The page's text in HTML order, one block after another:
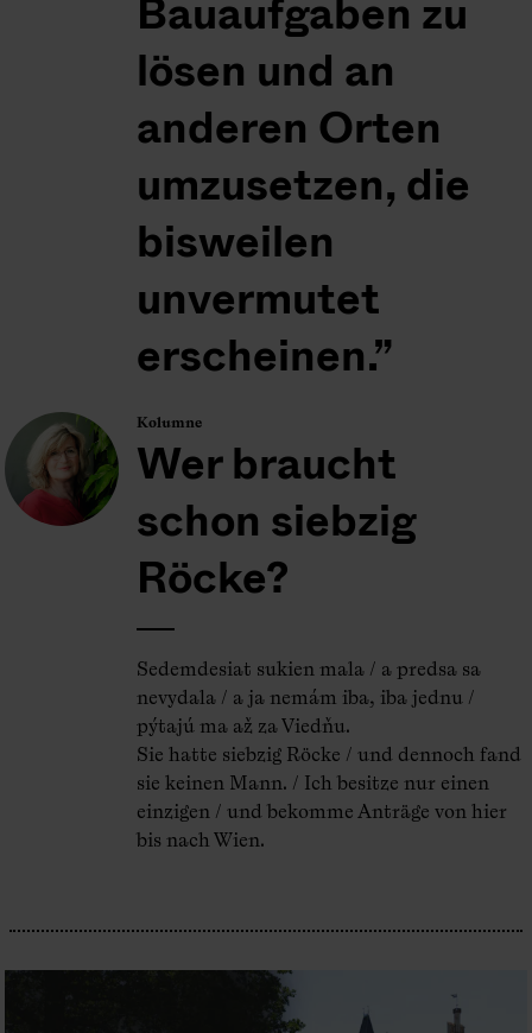
lösen und an
anderen Orten
umzusetzen, die
bisweilen
unvermutet
erscheinen.
Kolumne
Wer braucht
schon siebzig
Röcke?
Sedemdesiat sukien mala / a predsa sa
nevydala / a ja nemám iba, iba jednu /
pýtajú ma až za Viedňu.
Sie hatte siebzig Röcke / und dennoch fand
sie keinen Mann. / Ich besitze nur einen
einzigen / und bekomme Anträge von hier
bis nach Wien.